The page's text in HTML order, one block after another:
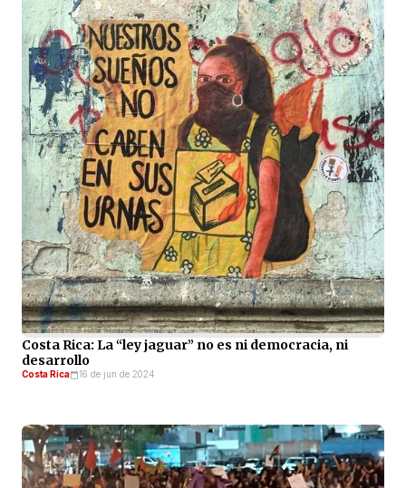
Costa Rica: La “ley jaguar” no es ni democracia, ni
desarrollo
Costa Rica 16 de jun de 2024